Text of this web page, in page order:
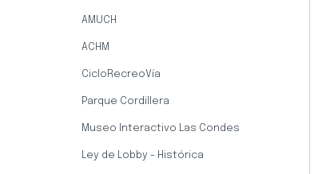
AMUCH
ACHM
CicloRecreoVía
Parque Cordillera
Museo Interactivo Las Condes
Ley de Lobby - Histórica